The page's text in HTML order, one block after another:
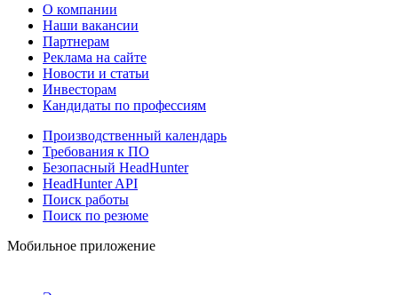
О компании
Наши вакансии
Партнерам
Реклама на сайте
Новости и статьи
Инвесторам
Кандидаты по профессиям
Производственный календарь
Требования к ПО
Безопасный HeadHunter
HeadHunter API
Поиск работы
Поиск по резюме
Мобильное приложение